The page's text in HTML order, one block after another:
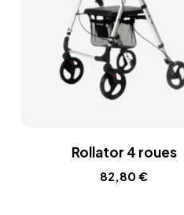
Rollator 4 roues
82,80 €